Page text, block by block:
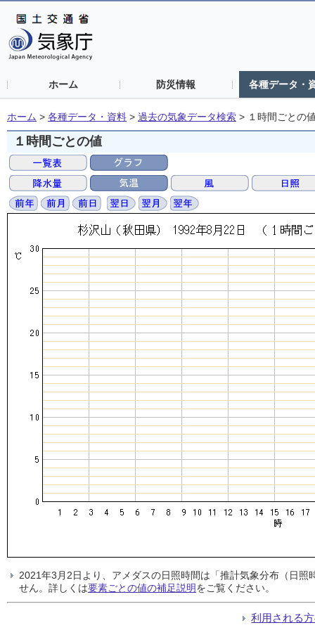
ホーム 防災情報 各種データ・
ホーム > 各種データ・資料 > 過去の気象データ検索 > １時間ごとの
１時間ごとの値
2021年3月2日より、アメダスの日照時間は「推計気象分布（日
せん。詳しくは要素ごとの値の補足説明をご覧ください。
利用される